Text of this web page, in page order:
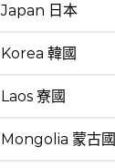
Japan 日本
Korea 韓國
Laos 寮國
Mongolia 蒙古國